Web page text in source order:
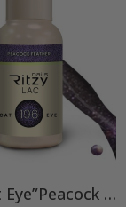
Ritzy Cat Eye”Peacock feather”196, geelilakka